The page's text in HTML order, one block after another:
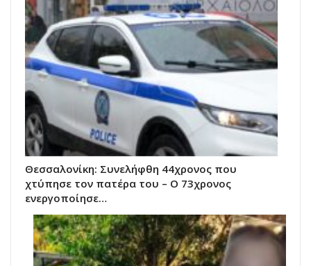
Θεσσαλονίκη: Συνελήφθη 44χρονος που
χτύπησε τον πατέρα του – Ο 73χρονος
ενεργοποίησε…